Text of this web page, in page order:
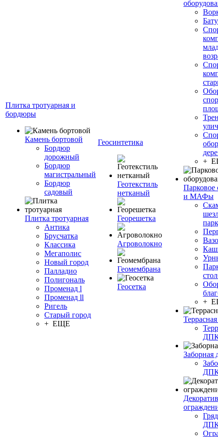
Плитка тротуарная и
бордюры
Камень бортовой
Бордюр
дорожный
Бордюр
магистральный
Бордюр
садовый
Плитка тротуарная
Антика
Брусчатка
Классика
Мегаполис
Новый город
Палладио
Полигональ
Променад l
Променад ll
Ригель
Старый город
+ ЕЩЕ
Геосинтетика
Геотекстиль
нетканый
Георешетка
Агроволокно
Геомембрана
Геосетка
+
Парковое
и МАФы
+
Заборная